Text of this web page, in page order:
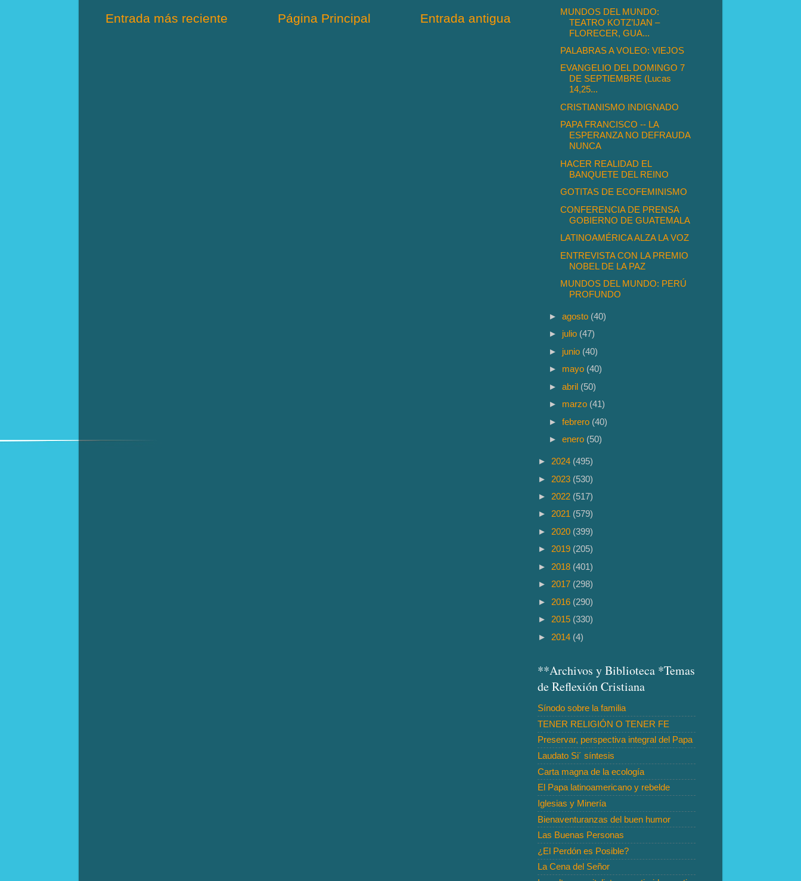
Entrada más reciente Entrada antigua
Página Principal
MUNDOS DEL MUNDO:
TEATRO KOTZ’IJAN –
FLORECER, GUA...
PALABRAS A VOLEO: VIEJOS
EVANGELIO DEL DOMINGO 7
DE SEPTIEMBRE (Lucas
14,25...
CRISTIANISMO INDIGNADO
PAPA FRANCISCO -- LA
ESPERANZA NO DEFRAUDA
NUNCA
HACER REALIDAD EL
BANQUETE DEL REINO
GOTITAS DE ECOFEMINISMO
CONFERENCIA DE PRENSA
GOBIERNO DE GUATEMALA
LATINOAMÉRICA ALZA LA VOZ
ENTREVISTA CON LA PREMIO
NOBEL DE LA PAZ
MUNDOS DEL MUNDO: PERÚ
PROFUNDO
►agosto (40)
► julio (47)
► junio (40)
► mayo (40)
►abril (50)
► marzo (41)
►febrero (40)
►enero (50)
► 2024 (495)
► 2023 (530)
► 2022 (517)
► 2021 (579)
► 2020 (399)
► 2019 (205)
► 2018 (401)
► 2017 (298)
► 2016 (290)
► 2015 (330)
► 2014 (4)
**Archivos y Biblioteca *Temas
de Reflexión Cristiana
Sínodo sobre la familia
TENER RELIGIÓN O TENER FE
Preservar, perspectiva integral del Papa
Laudato Si´ síntesis
Carta magna de la ecología
El Papa latinoamericano y rebelde
Iglesias y Minería
Bienaventuranzas del buen humor
Las Buenas Personas
¿El Perdón es Posible?
La Cena del Señor